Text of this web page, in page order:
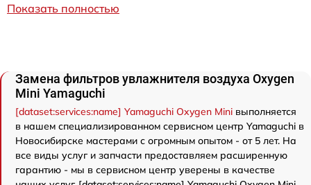
Показать полностью
Замена фильтров увлажнителя воздуха Oxygen
Mini Yamaguchi
[dataset:services:name] Yamaguchi Oxygen Mini выполняется
в нашем специализированном сервисном центр Yamaguchi в
Новосибирске мастерами с огромным опытом - от 5 лет. На
все виды услуг и запчасти предоставляем расширенную
гарантию - мы в сервисном центр уверены в качестве